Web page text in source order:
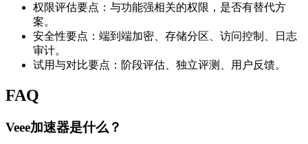
权限评估要点：与功能强相关的权限，是否有替代方
案。
安全性要点：端到端加密、存储分区、访问控制、日志
审计。
试用与对比要点：阶段评估、独立评测、用户反馈。
FAQ
Veee加速器是什么？